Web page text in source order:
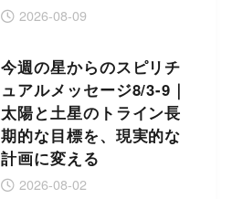
2026-08-09
今週の星からのスピリチ
ュアルメッセージ8/3-9｜
太陽と土星のトライン長
期的な目標を、現実的な
計画に変える
2026-08-02